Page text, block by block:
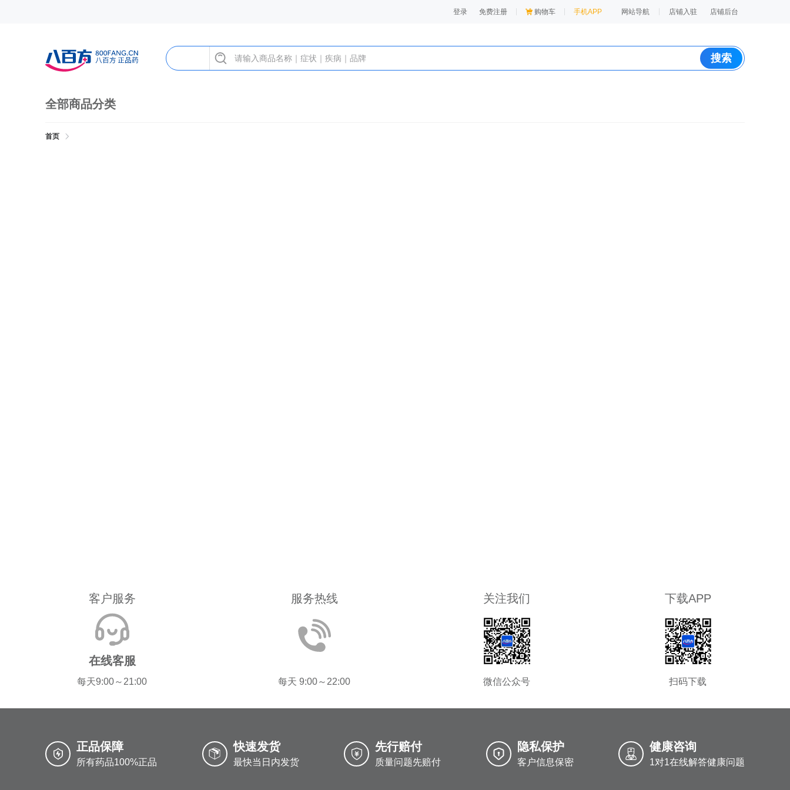
登录 免费注册 购物车 手机APP 网站导航 店铺入驻 店铺后台
搜索
全部商品分类
首页
客户服务
在线客服
每天9:00～21:00
服务热线
每天 9:00～22:00
关注我们
微信公众号
下载APP
扫码下载
正品保障
所有药品100%正品
快速发货
最快当日内发货
先行赔付
质量问题先赔付
隐私保护
客户信息保密
健康咨询
1对1在线解答健康问题